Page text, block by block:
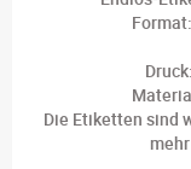
Die Etiketten sind